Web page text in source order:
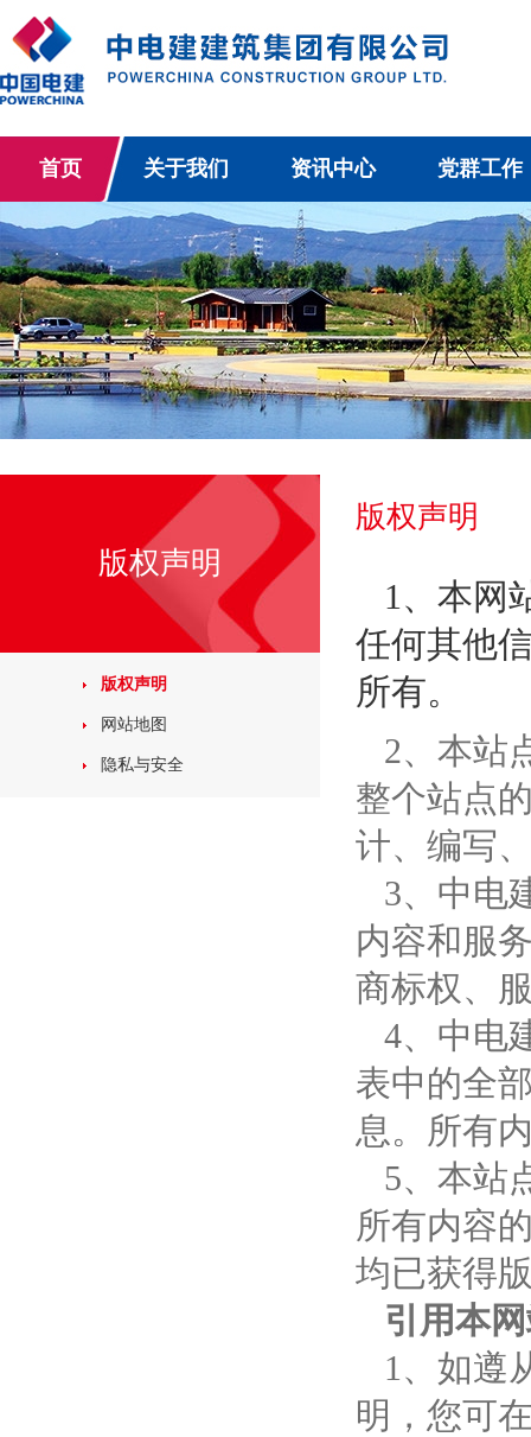
首页 关于我们 资讯中心 党群工作
版权声明
版权声明
网站地图
隐私与安全
版权声明
1、本网
任何其他
所有。
2、本站
整个站点
计、编写
3、中电
内容和服
商标权、
4、中电
表中的全
息。所有
5、本站
所有内容
均已获得
引用本
1、如遵
明，您可